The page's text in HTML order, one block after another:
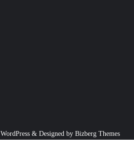
WordPress & Designed by Bizberg Themes